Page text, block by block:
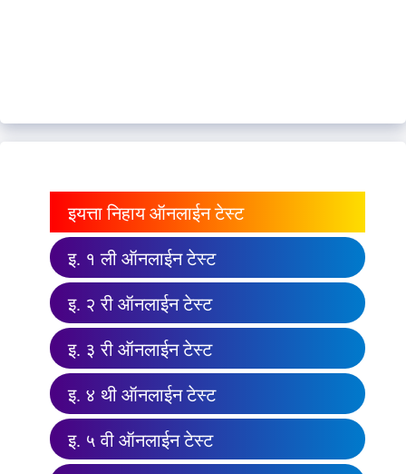
इयत्ता निहाय ऑनलाईन टेस्ट
इ. १ ली ऑनलाईन टेस्ट
इ. २ री ऑनलाईन टेस्ट
इ. ३ री ऑनलाईन टेस्ट
इ. ४ थी ऑनलाईन टेस्ट
इ. ५ वी ऑनलाईन टेस्ट